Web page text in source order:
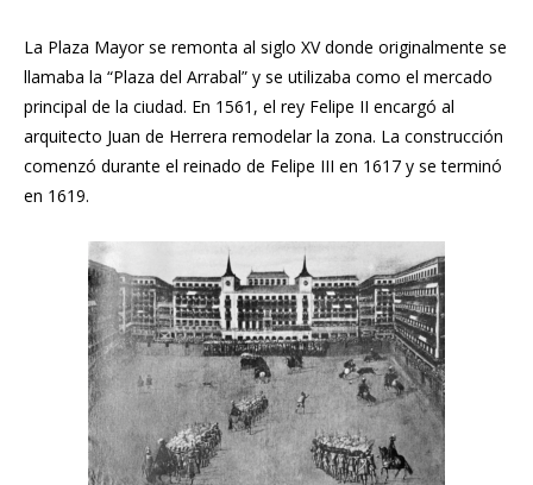
La Plaza Mayor se remonta al siglo XV donde originalmente se
llamaba la “Plaza del Arrabal” y se utilizaba como el mercado
principal de la ciudad. En 1561, el rey Felipe II encargó al
arquitecto Juan de Herrera remodelar la zona. La construcción
comenzó durante el reinado de Felipe III en 1617 y se terminó
en 1619.